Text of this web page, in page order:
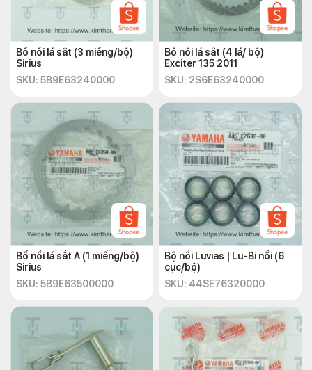
Bố nồi lá sắt (3 miếng/bộ)
Sirius
SKU: 5B9E63240000
Bố nồi lá sắt (4 lá/ bộ)
Exciter 135 2011
SKU: 2S6E63240000
Bố nồi lá sắt A (1 miếng/bộ)
Sirius
SKU: 5B9E63500000
Bộ nồi Luvias | Lu-Bi nồi (6
cục/bộ)
SKU: 44SE76320000